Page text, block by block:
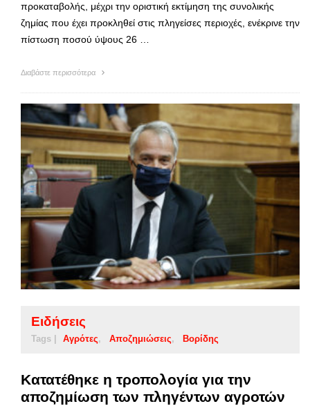
προκαταβολής, μέχρι την οριστική εκτίμηση της συνολικής
ζημίας που έχει προκληθεί στις πληγείσες περιοχές, ενέκρινε την
πίστωση ποσού ύψους 26 …
Διαβάστε περισσότερα
Ειδήσεις
Tags | Αγρότες Αποζημιώσεις Βορίδης
Κατατέθηκε η τροπολογία για την
αποζημίωση των πληγέντων αγροτών